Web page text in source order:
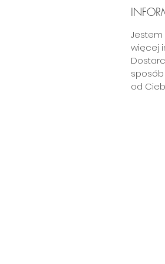
Jestem
więcej
od